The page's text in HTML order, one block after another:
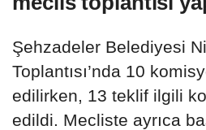
Şehzadeler Belediyesi
Toplantısı’nda 10
edilirken, 13 teklif ilgili
edildi. Mecliste ayrıca